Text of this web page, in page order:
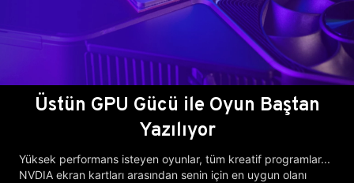
Üstün GPU Gücü ile Oyun Baştan
Yazılıyor
Yüksek performans isteyen oyunlar, tüm kreatif programlar...
NVDIA ekran kartları arasından senin için en uygun olanı